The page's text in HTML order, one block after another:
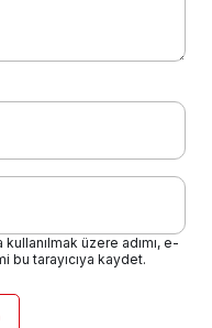
üzere adımı, e-
tarayıcıya kaydet.